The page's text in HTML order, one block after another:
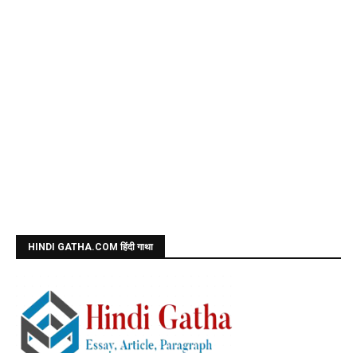
HINDI GATHA.COM हिंदी गाथा